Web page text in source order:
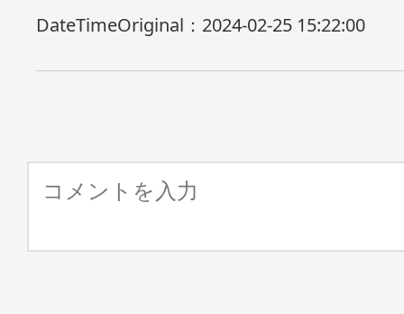
DateTimeOriginal： 2024-02-25 15:22:00